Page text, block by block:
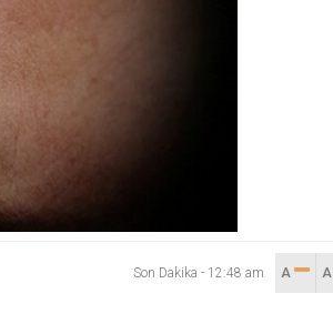
Son Dakika - 12:48 am A